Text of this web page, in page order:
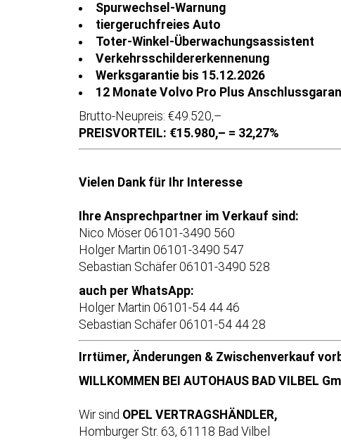
Spurwechsel-Warnung
tiergeruchfreies Auto
Toter-Winkel-Überwachungsassistent
Verkehrsschildererkennenung
Werksgarantie bis 15.12.2026
12 Monate Volvo Pro Plus
Brutto-Neupreis: €49.520,–
PREISVORTEIL: €15.980,– = 32,27%
Vielen Dank für Ihr Interesse
Ihre Ansprechpartner im Verkauf sind:
Nico Möser 06101-3490 560
Holger Martin 06101-3490 547
Sebastian Schäfer 06101-3490 528
auch per WhatsApp:
Holger Martin 06101-54 44 46
Sebastian Schäfer 06101-54 44 28
Irrtümer, Änderungen & Zwischenverkauf
WILLKOMMEN BEI AUTOHAUS BAD VILBEL
Wir sind OPEL VERTRAGSHÄNDLER,
Homburger Str. 63, 61118 Bad Vilbel